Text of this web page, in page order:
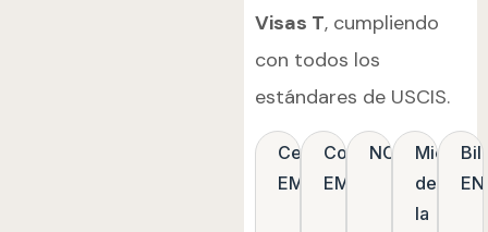
Visas T, cumpliendo
con todos los
estándares de USCIS.
Certificado
EMDR
Consultora
EMDR
NCC
Miembro
de
la